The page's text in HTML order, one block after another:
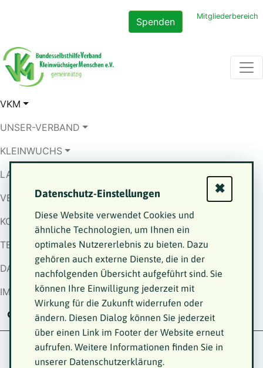
Spenden Mitgliederbereich
VKM
UNSER-VERBAND
KLEINWUCHS
LANDESVERBÄNDE
VERÖFFENTLICHUNGEN
KONTAKT
TERMINE
DATENSCHUTZ
IMPRESSUM
Bogenschießen
Datenschutz-Einstellungen
Diese Website verwendet Cookies und
ähnliche Technologien, um Ihnen ein
optimales Nutzererlebnis zu bieten. Dazu
gehören auch externe Dienste, die in der
nachfolgenden Übersicht aufgeführt sind. Sie
können Ihre Einwilligung jederzeit mit
Wirkung für die Zukunft widerrufen oder
ändern. Diesen Dialog können Sie jederzeit
über einen Link im Footer der Website erneut
aufrufen. Weitere Informationen finden Sie in
unserer Datenschutzerklärung.
✖